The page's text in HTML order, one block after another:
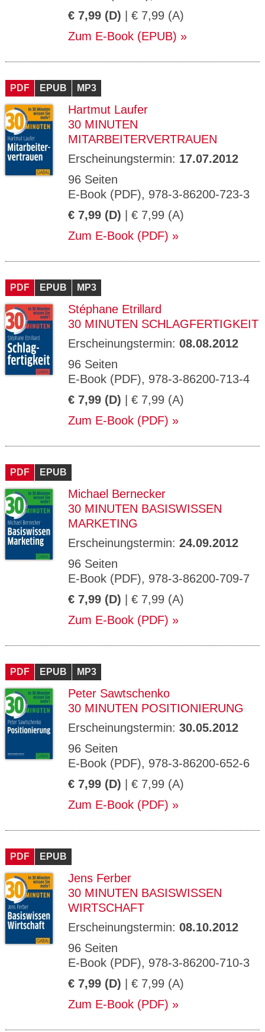
€ 7,99 (D) | € 7,99 (A)
Zum E-Book (EPUB)
PDF EPUB MP3
Hartmut Laufer
30 MINUTEN
MITARBEITERVERTRAUEN
Erscheinungstermin: 17.07.2012
96 Seiten
E-Book (PDF), 978-3-86200-723-3
€ 7,99 (D) | € 7,99 (A)
Zum E-Book (PDF)
PDF EPUB MP3
Stéphane Etrillard
30 MINUTEN SCHLAGFERTIGKEIT
Erscheinungstermin: 08.08.2012
96 Seiten
E-Book (PDF), 978-3-86200-713-4
€ 7,99 (D) | € 7,99 (A)
Zum E-Book (PDF)
PDF EPUB
Michael Bernecker
30 MINUTEN BASISWISSEN
MARKETING
Erscheinungstermin: 24.09.2012
96 Seiten
E-Book (PDF), 978-3-86200-709-7
€ 7,99 (D) | € 7,99 (A)
Zum E-Book (PDF)
PDF EPUB MP3
Peter Sawtschenko
30 MINUTEN POSITIONIERUNG
Erscheinungstermin: 30.05.2012
96 Seiten
E-Book (PDF), 978-3-86200-652-6
€ 7,99 (D) | € 7,99 (A)
Zum E-Book (PDF)
PDF EPUB
Jens Ferber
30 MINUTEN BASISWISSEN
WIRTSCHAFT
Erscheinungstermin: 08.10.2012
96 Seiten
E-Book (PDF), 978-3-86200-710-3
€ 7,99 (D) | € 7,99 (A)
Zum E-Book (PDF)